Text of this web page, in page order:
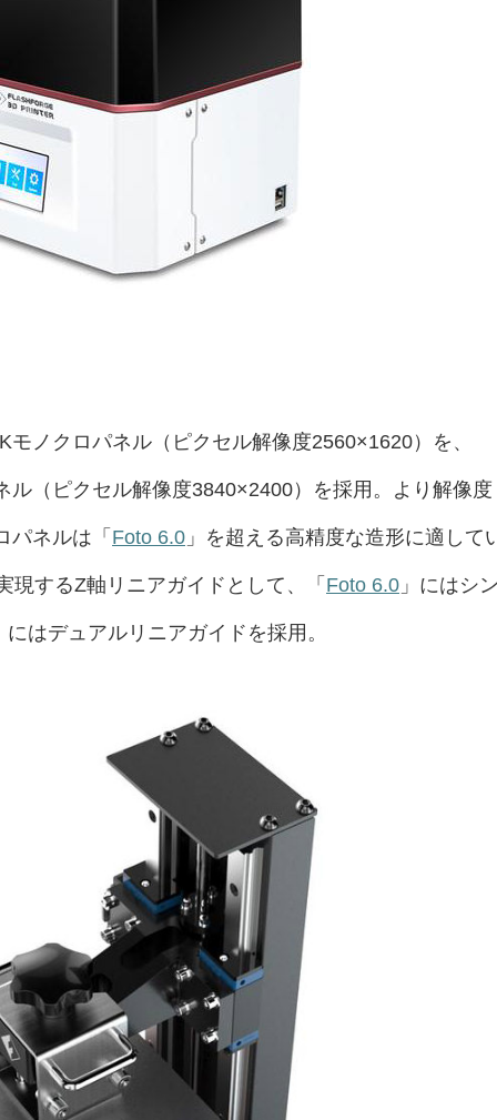
モノクロパネル（ピクセル解像度2560×1620）を、
ル（ピクセル解像度3840×2400）を採用。より解像度
パネルは「 Foto 6.0 」を超える高精度な造形に適して
現するZ軸リニアガイドとして、「 Foto 6.0 」にはシ
にはデュアルリニアガイドを採用。